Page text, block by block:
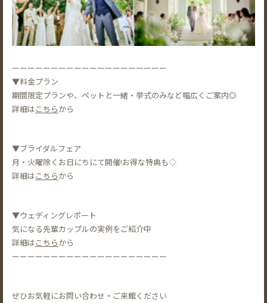
ーーーーーーーーーーーーーーーーーーーー
▼料金プラン
期間限定プランや、ペットと一緒・挙式のみなど幅広くご案内◎
詳細はこちらから
▼ブライダルフェア
月・火曜除くお日にちにて開催!お得な特典も◇
詳細はこちらから
▼ウェディングレポート
気になる先輩カップルの実例をご紹介中
詳細はこちらから
ーーーーーーーーーーーーーーーーーーーー
ぜひお気軽にお問い合わせ・ご来館ください